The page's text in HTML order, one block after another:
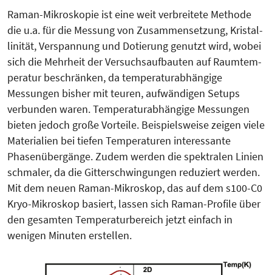
Raman-Mikroskopie ist eine weit verbreitete Methode
die u.a. für die Mes­sung von Zusammensetzung, Kristal­
linität, Verspannung und Dotie­rung genutzt wird, wobei
sich die Mehr­heit der Versuchsaufbauten auf Raumtem­
peratur beschränken, da temperaturabhängige
Messungen bisher mit teuren, aufwändigen Setups
verbunden waren. Temperaturabhängige Messungen
bieten jedoch große Vorteile. Beispielsweise zeigen viele
Materialien bei tiefen Temperaturen interessante
Phasenübergänge. Zudem werden die spektralen Linien
schmaler, da die Gitterschwingungen reduziert werden.
Mit dem neuen Raman-Mikroskop, das auf dem s100-C0
Kryo-Mikroskop basiert, lassen sich Raman-Profile über
den gesamten Temperaturbereich jetzt einfach in
wenigen Minuten erstellen.